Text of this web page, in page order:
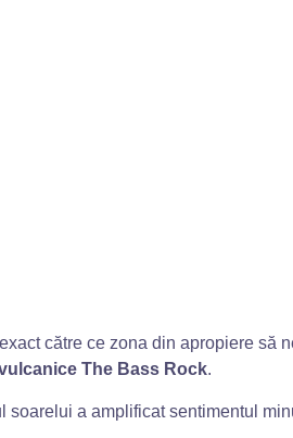
către ce zona din apropiere să
The Bass Rock.
a amplificat sentimentul